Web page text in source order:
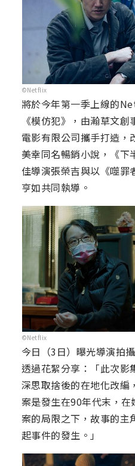
©Netflix
將於今年第一季上線的
《模仿犯》，由瀚草文
電影有限公司攜手打造，
美幸同名暢銷小說，《下
佳導演張榮吉與以《噬
亨如共同執導。
©Netflix
今日（3日）曝光導演拍
透過花絮分享：「此次影
深思取捨後的在地化改編
案是發生在90年代末，
案的局限之下，故事的主
起事件的發生。」